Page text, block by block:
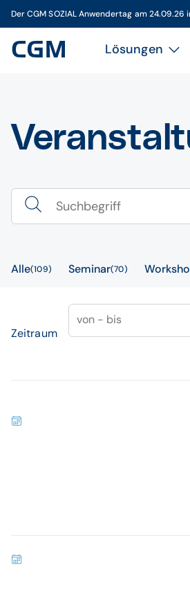
Der CGM SOZIAL Anwendertag am
Lösungen
Alle 109 Seminar 70
Zeitraum
von - bis